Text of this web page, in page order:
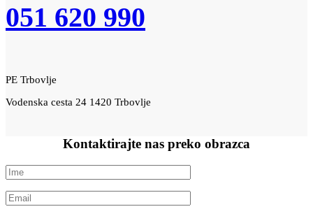
051 620 990
PE Trbovlje
Vodenska cesta 24 1420 Trbovlje
Kontaktirajte nas preko obrazca